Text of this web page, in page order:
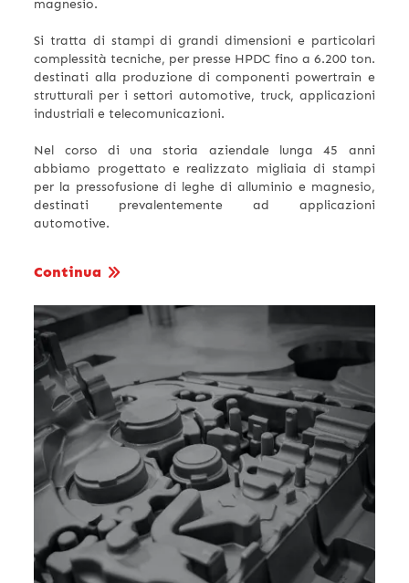
magnesio.
Si tratta di stampi di grandi dimensioni e particolari
complessità tecniche, per presse HPDC fino a 6.200 ton.
destinati alla produzione di componenti powertrain e
strutturali per i settori automotive, truck, applicazioni
industriali e telecomunicazioni.
Nel corso di una storia aziendale lunga 45 anni
abbiamo progettato e realizzato migliaia di stampi
per la pressofusione di leghe di alluminio e magnesio,
destinati prevalentemente ad applicazioni
automotive.
Continua